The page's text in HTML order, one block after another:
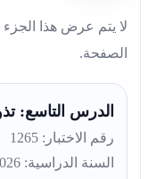
لا يتم عرض هذا الجزء
الصفحة.
الدرس التاسع:
رقم الاختبار: 1265
السنة الدراسية: 2025/2026